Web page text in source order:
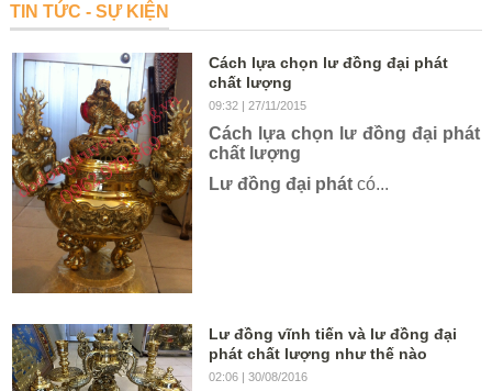
TIN TỨC - SỰ KIỆN
Cách lựa chọn lư đồng đại phát
chất lượng
09:32| 27/11/2015
Cách lựa chọn lư đồng đại phát
chất lượng
Lư đồng đại phát có...
Lư đồng vĩnh tiến và lư đồng đại
phát chất lượng như thế nào
02:06| 30/08/2016